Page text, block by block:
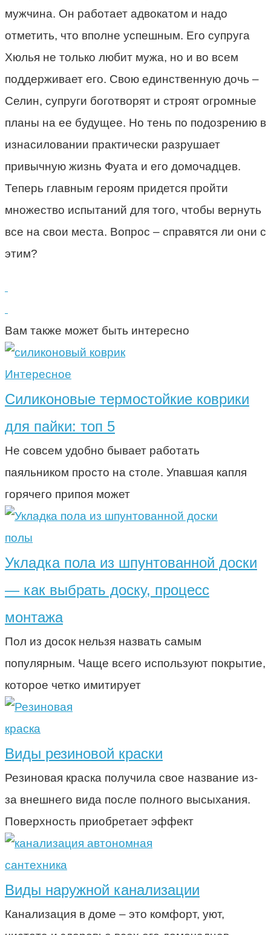
мужчина. Он работает адвокатом и надо
отметить, что вполне успешным. Его супруга
Хюлья не только любит мужа, но и во всем
поддерживает его. Свою единственную дочь –
Селин, супруги боготворят и строят огромные
планы на ее будущее. Но тень по подозрению в
изнасиловании практически разрушает
привычную жизнь Фуата и его домочадцев.
Теперь главным героям придется пройти
множество испытаний для того, чтобы вернуть
все на свои места. Вопрос – справятся ли они с
этим?
Вам также может быть интересно
Интересное
Силиконовые термостойкие коврики
для пайки: топ 5
Не совсем удобно бывает работать
паяльником просто на столе. Упавшая капля
горячего припоя может
полы
Укладка пола из шпунтованной доски
— как выбрать доску, процесс
монтажа
Пол из досок нельзя назвать самым
популярным. Чаще всего используют покрытие,
которое четко имитирует
краска
Виды резиновой краски
Резиновая краска получила свое название из-
за внешнего вида после полного высыхания.
Поверхность приобретает эффект
сантехника
Виды наружной канализации
Канализация в доме – это комфорт, уют,